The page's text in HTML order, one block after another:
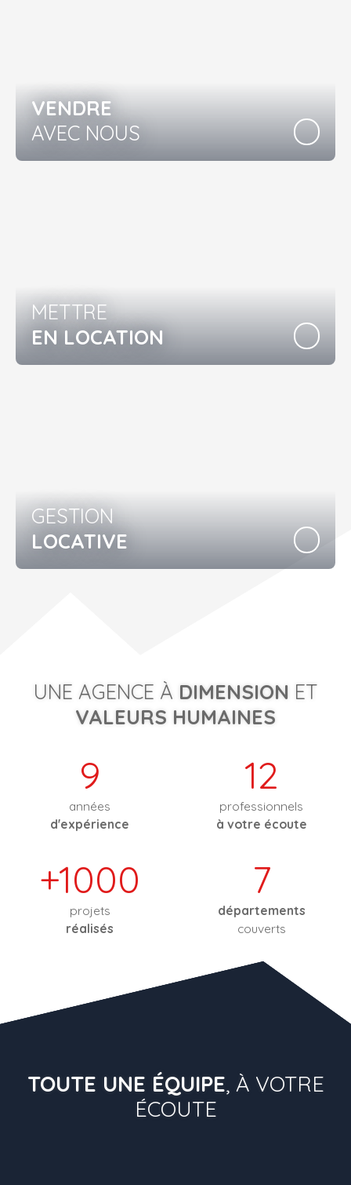
VENDRE
AVEC NOUS
METTRE
EN LOCATION
GESTION
LOCATIVE
UNE AGENCE À DIMENSION ET
VALEURS HUMAINES
9
années
d'expérience
12
professionnels
à votre écoute
+1000
projets
réalisés
7
départements
couverts
TOUTE UNE ÉQUIPE, À VOTRE
ÉCOUTE